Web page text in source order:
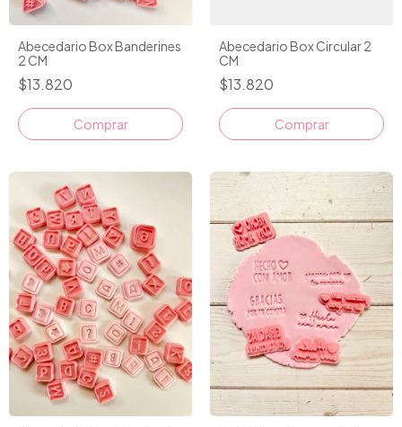
Abecedario Box Banderines
2 CM
$13.820
Abecedario Box Circular 2
CM
$13.820